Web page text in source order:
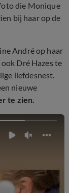
die Monique
bij haar op de
André op haar
Dré Hazes te
liefdesnest.
nieuwe
te zien.